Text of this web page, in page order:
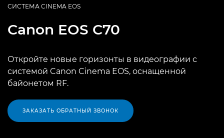
СИСТЕМА CINEMA EOS
Canon EOS C70
Откройте новые горизонты в видеографии с
системой Canon Cinema EOS, оснащенной
байонетом RF.
ЗАКАЗАТЬ ОБРАТНЫЙ ЗВОНОК